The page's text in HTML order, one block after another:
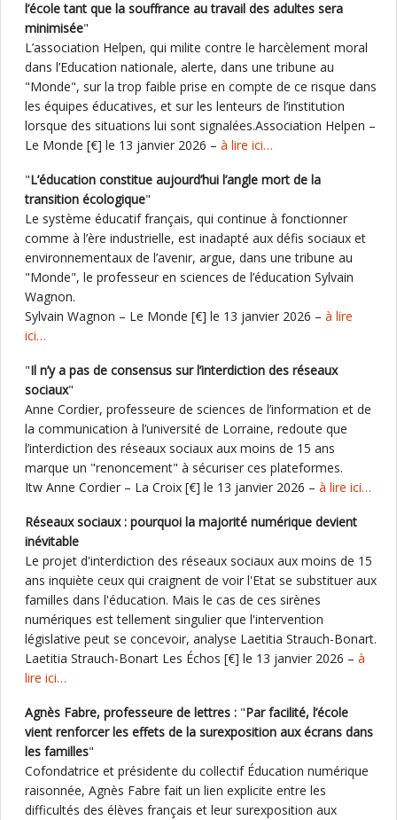
l’école tant que la souffrance au travail des adultes sera
minimisée"
L’association Helpen, qui milite contre le harcèlement moral
dans l’Education nationale, alerte, dans une tribune au
"Monde", sur la trop faible prise en compte de ce risque dans
les équipes éducatives, et sur les lenteurs de l’institution
lorsque des situations lui sont signalées.Association Helpen –
Le Monde [€] le 13 janvier 2026 – à lire ici…
"L’éducation constitue aujourd’hui l’angle mort de la
transition écologique"
Le système éducatif français, qui continue à fonctionner
comme à l’ère industrielle, est inadapté aux défis sociaux et
environnementaux de l’avenir, argue, dans une tribune au
"Monde", le professeur en sciences de l’éducation Sylvain
Wagnon.
Sylvain Wagnon – Le Monde [€] le 13 janvier 2026 – à lire
ici…
"Il n’y a pas de consensus sur l’interdiction des réseaux
sociaux"
Anne Cordier, professeure de sciences de l’information et de
la communication à l’université de Lorraine, redoute que
l’interdiction des réseaux sociaux aux moins de 15 ans
marque un "renoncement" à sécuriser ces plateformes.
Itw Anne Cordier – La Croix [€] le 13 janvier 2026 – à lire ici…
Réseaux sociaux : pourquoi la majorité numérique devient
inévitable
Le projet d'interdiction des réseaux sociaux aux moins de 15
ans inquiète ceux qui craignent de voir l'Etat se substituer aux
familles dans l'éducation. Mais le cas de ces sirènes
numériques est tellement singulier que l'intervention
législative peut se concevoir, analyse Laetitia Strauch-Bonart.
Laetitia Strauch-Bonart Les Échos [€] le 13 janvier 2026 – à
lire ici…
Agnès Fabre, professeure de lettres : "Par facilité, l’école
vient renforcer les effets de la surexposition aux écrans dans
les familles"
Cofondatrice et présidente du collectif Éducation numérique
raisonnée, Agnès Fabre fait un lien explicite entre les
difficultés des élèves français et leur surexposition aux